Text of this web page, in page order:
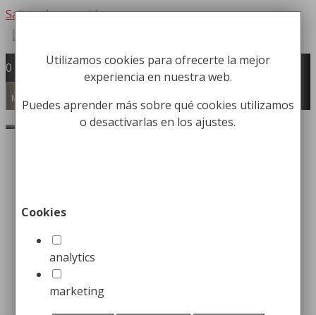
Saltar al contenido
Fabricación y comercialización de
equipamiento para la higiene industrial
Búsqueda de productos
0
Menú
Hervidor de Agua Eléctrico
de 1,2 Lt
Utilizamos cookies para ofrecerte la mejor
experiencia en nuestra web.
Puedes aprender más sobre qué cookies utilizamos
o desactivarlas en los ajustes.
Cookies
analytics
marketing